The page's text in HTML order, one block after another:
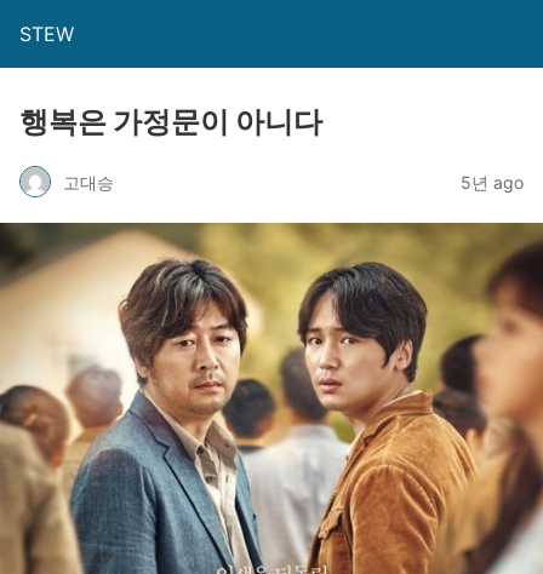
STEW
행복은 가정문이 아니다
고대승 5년 ago